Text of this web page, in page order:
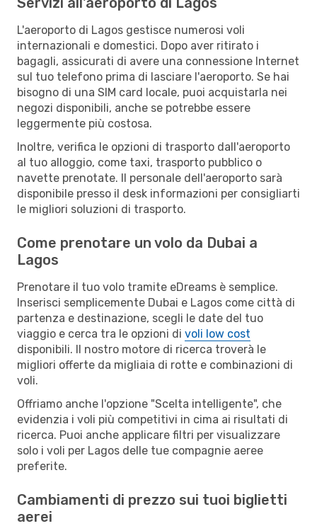
L'aeroporto di Lagos gestisce numerosi voli
internazionali e domestici. Dopo aver ritirato i
bagagli, assicurati di avere una connessione Internet
sul tuo telefono prima di lasciare l'aeroporto. Se hai
bisogno di una SIM card locale, puoi acquistarla nei
negozi disponibili, anche se potrebbe essere
leggermente più costosa.
Inoltre, verifica le opzioni di trasporto dall'aeroporto
al tuo alloggio, come taxi, trasporto pubblico o
navette prenotate. Il personale dell'aeroporto sarà
disponibile presso il desk informazioni per consigliarti
le migliori soluzioni di trasporto.
Come prenotare un volo da Dubai a
Lagos
Prenotare il tuo volo tramite eDreams è semplice.
Inserisci semplicemente Dubai e Lagos come città di
partenza e destinazione, scegli le date del tuo
viaggio e cerca tra le opzioni di voli low cost
disponibili. Il nostro motore di ricerca troverà le
migliori offerte da migliaia di rotte e combinazioni di
voli.
Offriamo anche l'opzione "Scelta intelligente", che
evidenzia i voli più competitivi in cima ai risultati di
ricerca. Puoi anche applicare filtri per visualizzare
solo i voli per Lagos delle tue compagnie aeree
preferite.
Cambiamenti di prezzo sui tuoi biglietti
aerei